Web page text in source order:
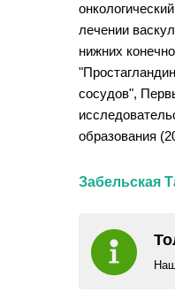
лечении
нижних
сосудов",
образования
Забельская